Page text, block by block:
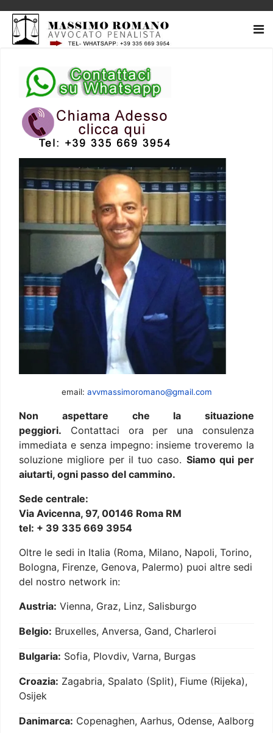
email: avvmassimoromano@gmail.com
Non aspettare che la situazione
peggiori. Contattaci ora per una consulenza
immediata e senza impegno: insieme troveremo la
soluzione migliore per il tuo caso. Siamo qui per
aiutarti, ogni passo del cammino.
Sede centrale:
Via Avicenna, 97, 00146 Roma RM
tel: + 39 335 669 3954
Oltre le sedi in Italia (Roma, Milano, Napoli, Torino,
Bologna, Firenze, Genova, Palermo) puoi altre sedi
del nostro network in:
Austria: Vienna, Graz, Linz, Salisburgo
Belgio: Bruxelles, Anversa, Gand, Charleroi
Bulgaria: Sofia, Plovdiv, Varna, Burgas
Croazia: Zagabria, Spalato (Split), Fiume (Rijeka),
Osijek
Danimarca: Copenaghen, Aarhus, Odense, Aalborg